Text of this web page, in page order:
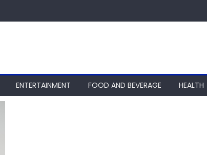
ENTERTAINMENT FOOD AND BEVERAGE HEALTH